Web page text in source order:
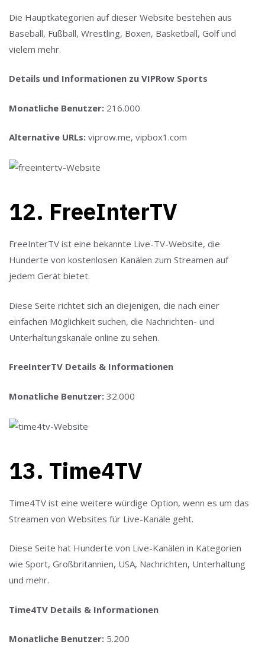
Die Hauptkategorien auf dieser Website bestehen aus
Baseball, Fußball, Wrestling, Boxen, Basketball, Golf und
vielem mehr.
Details und Informationen zu VIPRow Sports
Monatliche Benutzer: 216.000
Alternative URLs: viprow.me, vipbox1.com
12. FreeInterTV
FreeInterTV ist eine bekannte Live-TV-Website, die
Hunderte von kostenlosen Kanälen zum Streamen auf
jedem Gerät bietet.
Diese Seite richtet sich an diejenigen, die nach einer
einfachen Möglichkeit suchen, die Nachrichten- und
Unterhaltungskanäle online zu sehen.
FreeInterTV Details & Informationen
Monatliche Benutzer: 32.000
13. Time4TV
Time4TV ist eine weitere würdige Option, wenn es um das
Streamen von Websites für Live-Kanäle geht.
Diese Seite hat Hunderte von Live-Kanälen in Kategorien
wie Sport, Großbritannien, USA, Nachrichten, Unterhaltung
und mehr.
Time4TV Details & Informationen
Monatliche Benutzer: 5.200